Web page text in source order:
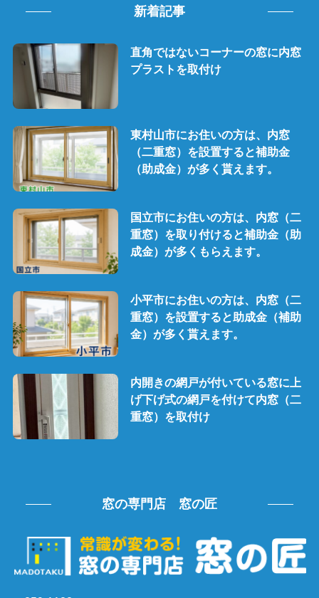
新着記事
直角ではないコーナーの窓に内窓
プラストを取付け
東村山市にお住いの方は、内窓
（二重窓）を設置すると補助金
（助成金）が多く貰えます。
国立市にお住いの方は、内窓（二
重窓）を取り付けると補助金（助
成金）が多くもらえます。
小平市にお住いの方は、内窓（二
重窓）を設置すると助成金（補助
金）が多く貰えます。
内開きの網戸が付いている窓に上
げ下げ式の網戸を付けて内窓（二
重窓）を取付け
窓の専門店 窓の匠